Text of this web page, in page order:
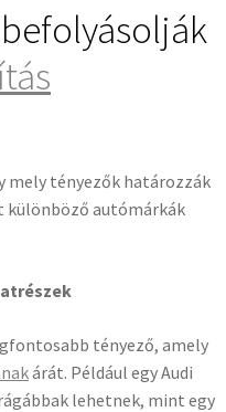
mely tényezők határozzák
különböző autómárkák
tényező, amely
árát. Például egy Audi
lehetnek, mint egy